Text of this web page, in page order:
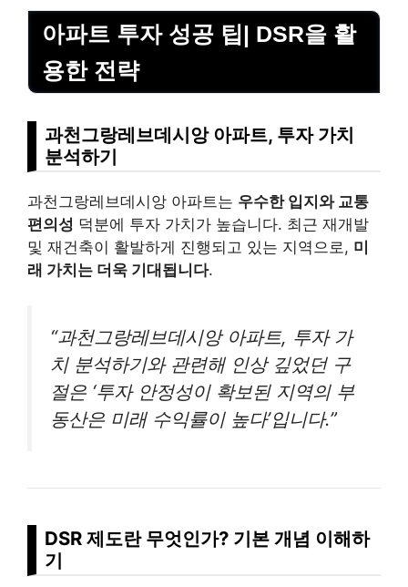
아파트 투자 성공 팁| DSR을 활
용한 전략
과천그랑레브데시앙 아파트, 투자 가치
분석하기
과천그랑레브데시앙 아파트는 우수한 입지와 교통
편의성 덕분에 투자 가치가 높습니다. 최근 재개발
및 재건축이 활발하게 진행되고 있는 지역으로, 미
래 가치는 더욱 기대됩니다.
“과천그랑레브데시앙 아파트, 투자 가
치 분석하기와 관련해 인상 깊었던 구
절은 ‘투자 안정성이 확보된 지역의 부
동산은 미래 수익률이 높다’입니다.”
DSR 제도란 무엇인가? 기본 개념 이해하
기